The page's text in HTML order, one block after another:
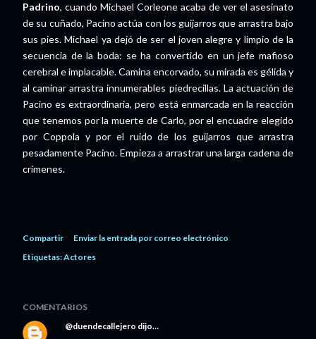
Padrino, cuando Michael Corleone acaba de ver el asesinato
de su cuñado, Pacino actúa con los guijarros que arrastra bajo
sus pies. Michael ya dejó de ser el joven alegre y limpio de la
secuencia de la boda: se ha convertido en un jefe mafioso
cerebral e implacable. Camina encorvado, su mirada es gélida y
al caminar arrastra innumerables piedrecillas. La actuación de
Pacino es extraordinaria, pero está enmarcada en la reacción
que tenemos por la muerte de Carlo, por el encuadre elegido
por Coppola y por el ruido de los guijarros que arrastra
pesadamente Pacino. Empieza a arrastrar una larga cadena de
crímenes.
Compartir
Enviar la entrada por correo electrónico
Etiquetas:Actores
COMENTARIOS
@duendecallejero dijo…